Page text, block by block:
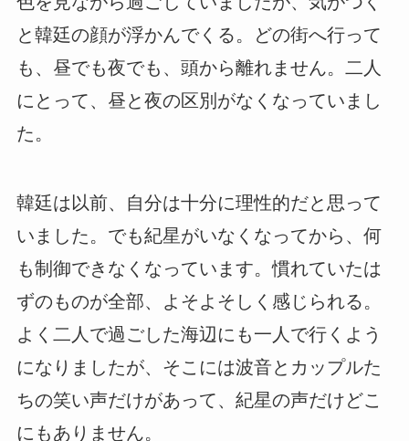
と韓廷の顔が浮かんでくる。どの街へ行って
も、昼でも夜でも、頭から離れません。二人
にとって、昼と夜の区別がなくなっていまし
た。
韓廷は以前、自分は十分に理性的だと思って
いました。でも紀星がいなくなってから、何
も制御できなくなっています。慣れていたは
ずのものが全部、よそよそしく感じられる。
よく二人で過ごした海辺にも一人で行くよう
になりましたが、そこには波音とカップルた
ちの笑い声だけがあって、紀星の声だけどこ
にもありません。